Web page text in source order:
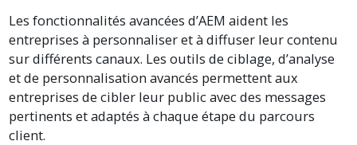
Les fonctionnalités avancées d’AEM aident les
entreprises à personnaliser et à diffuser leur contenu
sur différents canaux. Les outils de ciblage, d’analyse
et de personnalisation avancés permettent aux
entreprises de cibler leur public avec des messages
pertinents et adaptés à chaque étape du parcours
client.